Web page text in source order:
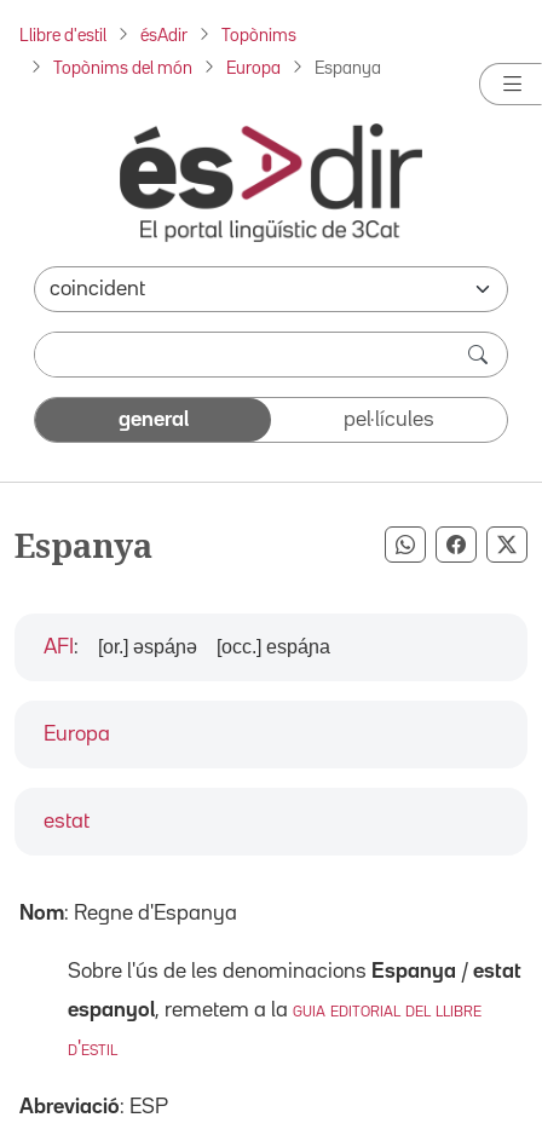
Llibre d'estil ésAdir Topònims
Topònims del món Europa Espanya
general pel·lícules
Espanya Compartir
Europa
estat
AFI : [or.] əspáɲə [occ.] espáɲa
Nom: Regne d'Espanya
Sobre l'ús de les denominacions Espanya / estat
espanyol, remetem a la guia editorial del llibre
d'estil
Abreviació: ESP